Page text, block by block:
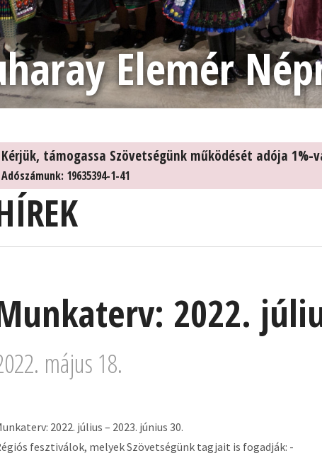
Elemér
Kérjük, támogassa Szövetségünk működését adója 1%-
Adószámunk: 19635394-1-41
2022.
május 18.
2022. július – 2023. június 30.
fesztiválok, melyek Szövetségünk tagjait is fogadják: -